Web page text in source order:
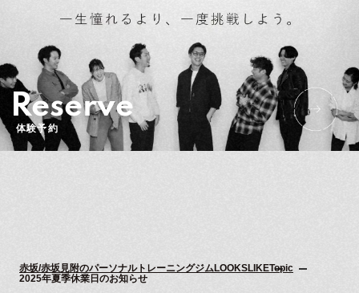
Reserve
体験予約
赤坂/赤坂見附のパーソナルトレーニングジムLOOKSLIKETopic
2025年夏季休業日のお知らせ